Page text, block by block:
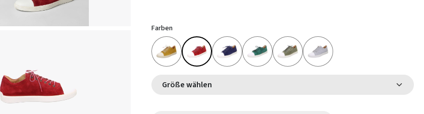
Farben
Größe wählen